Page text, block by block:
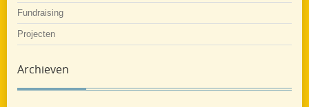
Fundraising
Projecten
Archieven